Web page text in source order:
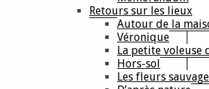
Retours sur les lieux
Autour de la
Véronique
La petite
Hors-sol
Les fleurs